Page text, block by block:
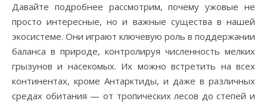
Давайте подробнее рассмотрим, почему ужовые не
просто интересные, но и важные существа в нашей
экосистеме. Они играют ключевую роль в поддержании
баланса в природе, контролируя численность мелких
грызунов и насекомых. Их можно встретить на всех
континентах, кроме Антарктиды, и даже в различных
средах обитания — от тропических лесов до степей и